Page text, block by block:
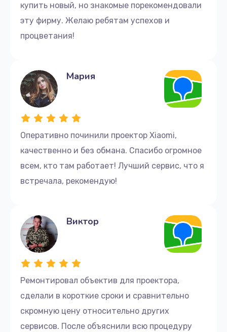
купить новый, но знакомые порекомендовали
эту фирму. Желаю ребятам успехов и
процветания!
Оперативно починили проектор Xiaomi,
качественно и без обмана. Спасибо огромное
всем, кто там работает! Лучший сервис, что я
встречала, рекомендую!
Мария
Ремонтировал объектив для проектора,
сделали в короткие сроки и сравнительно
скромную цену относительно других
сервисов. После объяснили всю процедуру
Виктор